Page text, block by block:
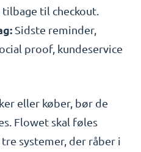
til checkout.
Sidste reminder,
proof, kundeservice
eller køber, bør de
Flowet skal føles
systemer, der råber i